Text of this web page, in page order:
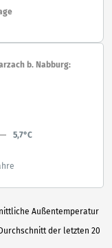
Außentemperatur
der letzten 20
b. Nabburg:
5,7°C